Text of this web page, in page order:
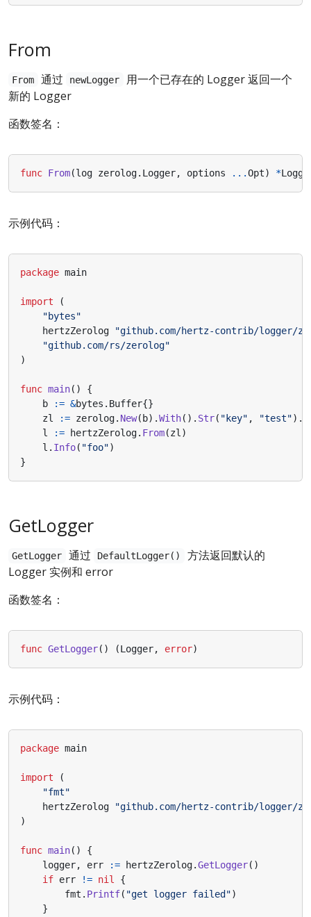
From
From 通过 newLogger
用一个已存在的 Logger 返回一个
新的 Logger
函数签名：
func From(log zerolog. Logger, options ...Opt) *
示例代码：
package main
import
(
"bytes"
hertzZerolog
"github.com/hertz-contrib/logger/
"github.com/rs/zerolog"
)
func main()
{
b
:= &bytes . Buffer{}
zl
:= zerolog. New( b).With(). Str( "key" , "test").
l
:= hertzZerolog. From(zl )
l . Info( "foo")
}
GetLogger
GetLogger 通过 DefaultLogger()
方法返回默认的
Logger 实例和 error
函数签名：
func GetLogger() (Logger, error)
示例代码：
package main
import
(
"fmt"
hertzZerolog
"github.com/hertz-contrib/logger/
)
func main()
{
logger, err := hertzZerolog.GetLogger()
if err != nil
{
fmt . Printf( "get logger failed")
}